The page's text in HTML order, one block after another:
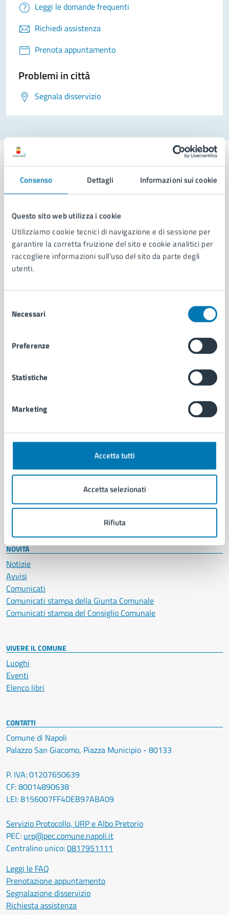
Consenso Dettagli Informazioni sui cookie
Questo sito web utilizza i cookie
Utilizziamo cookie tecnici di navigazione e di sessione per
garantire la corretta fruizione del sito e cookie analitici per
raccogliere informazioni sull'uso del sito da parte degli
utenti.
delNecessari
Preferenze
Statistiche
Marketing
Accetta tutti
Accetta selezionati
Rifiuta
Leggi le domande frequenti
Richiedi assistenza
Prenota appuntamento
Problemi in città
Segnala disservizio
Comune di Napoli
AMMINISTRAZIONE
Aree amministrative
Organi di governo
Municipalità
Personale amministrativo
Intranet, posta aziendale e protocollo
CATEGORIE DI SERVIZIO
Anagrafe e stato civile
Autorizzazioni
Documenti e certificati
Imprese e commercio
Salute, benessere e assistenza
Servizi Cimiteriali
Vita lavorativa
NOVITÀ
Notizie
Avvisi
Comunicati
Comunicati stampa della Giunta Comunale
Comunicati stampa del Consiglio Comunale
VIVERE IL COMUNE
Luoghi
Eventi
Elenco libri
CONTATTI
Comune di Napoli
Palazzo San Giacomo, Piazza Municipio - 80133
P. IVA: 01207650639
CF: 80014890638
LEI: 8156007FF4DEB97ABA09
Servizio Protocollo, URP e Albo Pretorio
PEC: urp@pec.comune.napoli.it
Centralino unico:0817951111
Leggi le FAQ
Prenotazione appuntamento
Segnalazione disservizio
Richiesta assistenza